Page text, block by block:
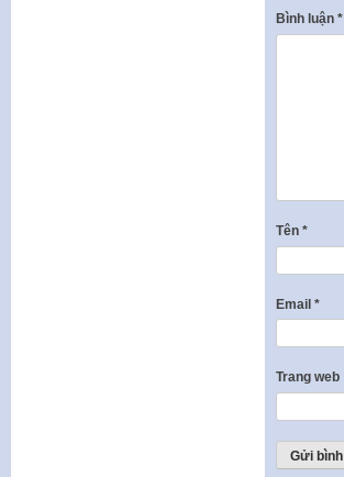
Bình luận *
Tên *
Email *
Trang web